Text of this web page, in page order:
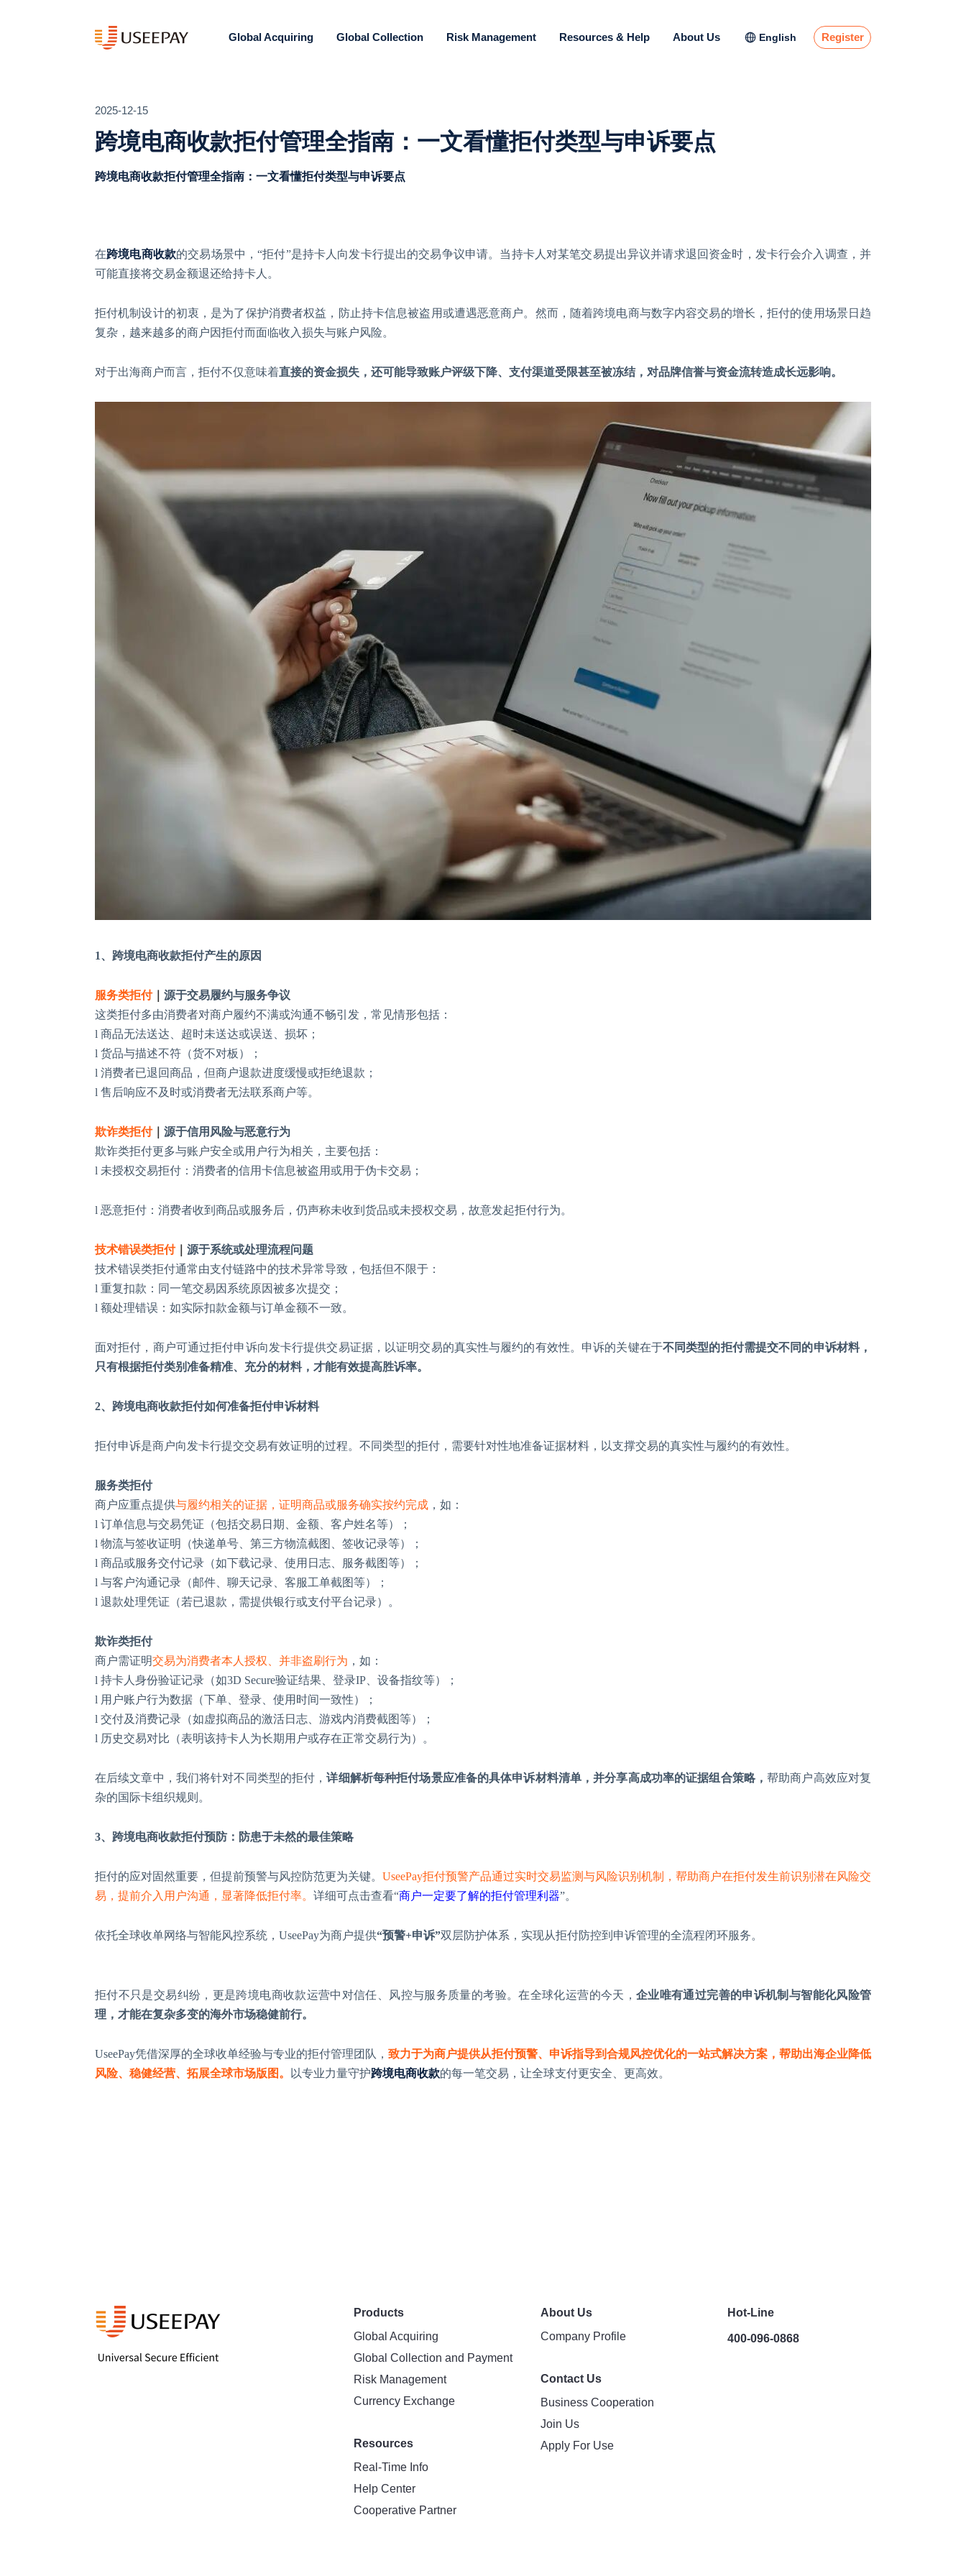
Global Acquiring Global Collection Risk Management Resources & Help About Us English Register
2025-12-15
跨境电商收款拒付管理全指南：一文看懂拒付类型与申诉要点
跨境电商收款拒付管理全指南：一文看懂拒付类型与申诉要点
在跨境电商收款的交易场景中，“拒付”是持卡人向发卡行提出的交易争议申请。 当持卡人对某笔交易提出异议并请求退回资金时，发卡行会介入调查，并
可能直接将交易金额退还给持卡人。
拒付机制设计的初衷，是为了保护消费者权益，防止持卡信息被盗用或遭遇恶意商户。然而，随着跨境电商与数字内容交易的增长，拒付的使用场景日趋
复杂，越来越多的商户因拒付而面临收入损失与账户风险。
对于出海商户而言，拒付不仅意味着直接的资金损失，还可能导致账户评级下降、支付渠道受限甚至被冻结，对品牌信誉与资金流转造成长远影响。
1、 跨境电商收款拒付产生的原因
服务类拒付｜ 源于交易履约与服务争议
这类拒付多由消费者对商户履约不满或沟通不畅引发，常见情形包括：
l 商品无法送达、超时未送达或误送、损坏；
l 货品与描述不符（货不对板）；
l 消费者已退回商品，但商户退款进度缓慢或拒绝退款；
l 售后响应不及时或消费者无法联系商户等。
欺诈类拒付｜ 源于信用风险与恶意行为
欺诈类拒付更多与账户安全或用户行为相关，主要包括：
l 未授权交易拒付：消费者的信用卡信息被盗用或用于伪卡交易；
l 恶意拒付：消费者收到商品或服务后，仍声称未收到货品或未授权交易，故意发起拒付行为。
技术错误类拒付｜ 源于系统或处理流程问题
技术错误类拒付通常由支付链路中的技术异常导致，包括但不限于：
l 重复扣款：同一笔交易因系统原因被多次提交；
l 额处理错误：如实际扣款金额与订单金额不一致。
面对拒付，商户可通过拒付申诉向发卡行提供交易证据，以证明交易的真实性与履约的有效性。申诉的关键在于不同类型的拒付需提交不同的申诉材料，
只有根据拒付类别准备精准、充分的材料，才能有效提高胜诉率。
2、 跨境电商收款拒付如何准备拒付申诉材料
拒付申诉是商户向发卡行提交交易有效证明的过程。不同类型的拒付，需要针对性地准备证据材料，以支撑交易的真实性与履约的有效性。
服务类拒付
商户应重点提供与履约相关的证据，证明商品或服务确实按约完成 ，如：
l 订单信息与交易凭证（包括交易日期、金额、客户姓名等）；
l 物流与签收证明（快递单号、第三方物流截图、签收记录等）；
l 商品或服务交付记录（如下载记录、使用日志、服务截图等）；
l 与客户沟通记录（邮件、聊天记录、客服工单截图等）；
l 退款处理凭证（若已退款，需提供银行或支付平台记录）。
欺诈类拒付
商户需证明交易为消费者本人授权、并非盗刷行为 ，如：
l 持卡人身份验证记录（如3D Secure验证结果、登录IP、设备指纹等）；
l 用户账户行为数据（下单、登录、使用时间一致性）；
l 交付及消费记录（如虚拟商品的激活日志、游戏内消费截图等）；
l 历史交易对比（表明该持卡人为长期用户或存在正常交易行为）。
在后续文章中，我们将针对不同类型的拒付，详细解析每种拒付场景应准备的具体申诉材料清单，并分享高成功率的证据组合策略，帮助商户高效应对复
杂的国际卡组织规则。
3、 跨境电商收款拒付预防：防患于未然的最佳策略
拒付的应对固然重要，但提前预警与风控防范更为关键。 UseePay拒付预警产品通过实时交易监测与风险识别机制，帮助商户在拒付发生前识别潜在风险交
易，提前介入用户沟通，显著降低拒付率。 详细可点击查看“商户一定要了解的拒付管理利器”。
依托全球收单网络与智能风控系统， UseePay为商户提供“预警+申诉”双层防护体系，实现从拒付防控到申诉管理的全流程闭环服务。
拒付不只是交易纠纷，更是跨境电商收款运营中对信任、风控与服务质量的考验。在全球化运营的今天， 企业唯有通过完善的申诉机制与智能化风险管
理，才能在复杂多变的海外市场稳健前行。
UseePay凭借深厚的全球收单经验与专业的拒付管理团队， 致力于为商户提供从拒付预警、申诉指导到合规风控优化的一站式解决方案，帮助出海企业降低
风险、稳健经营、拓展全球市场版图。
以专业力量守护跨境电商收款的每一笔交易，让全球支付更安全、更高效。
Products
Global Acquiring
Global Collection and Payment
Risk Management
Currency Exchange
Resources
Real-Time Info
Help Center
Cooperative Partner
About Us
Company Profile
Contact Us
Business Cooperation
Join Us
Apply For Use
Hot-Line
400-096-0868